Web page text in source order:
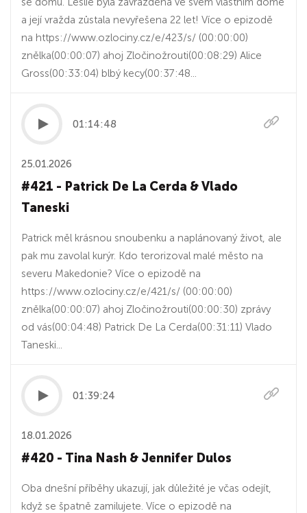
a její vražda zůstala nevyřešena 22 let! Více o epizodě
na https://www.ozlociny.cz/e/423/s/ (00:00:00)
znělka(00:00:07) ahoj Zločinožrouti(00:08:29) Alice
Gross(00:33:04) blbý kecy(00:37:48...
01:14:48
25.01.2026
#421 - Patrick De La Cerda & Vlado
Taneski
Patrick měl krásnou snoubenku a naplánovaný život, ale
pak mu zavolal kurýr. Kdo terorizoval malé město na
severu Makedonie? Více o epizodě na
https://www.ozlociny.cz/e/421/s/ (00:00:00)
znělka(00:00:07) ahoj Zločinožrouti(00:00:30) zprávy
od vás(00:04:48) Patrick De La Cerda(00:31:11) Vlado
Taneski...
01:39:24
18.01.2026
#420 - Tina Nash & Jennifer Dulos
Oba dnešní příběhy ukazují, jak důležité je včas odejít,
když se špatně zamilujete. Více o epizodě na